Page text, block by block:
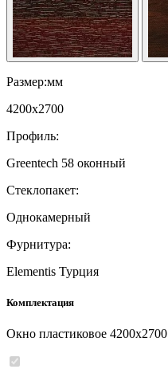
Размер:мм
4200x2700
Профиль:
Greentech 58 оконный
Стеклопакет:
Однокамерный
Фурнитура:
Elementis Турция
Комплектация
Окно пластиковое 4200x2700